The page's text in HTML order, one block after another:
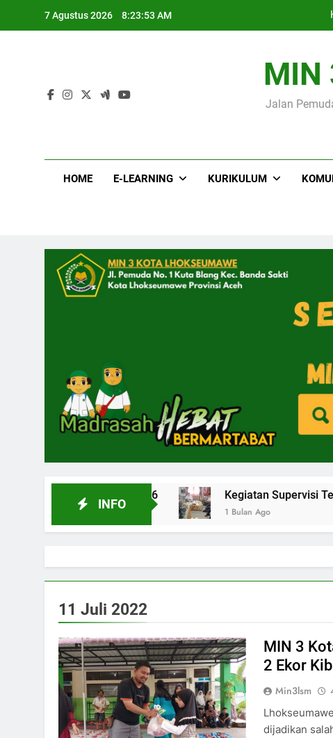
7 Agustus 2026 8:23:54 AM
MIN
Jalan
HOME E-LEARNING KURIKULUM
INFO
Aceh 2026 Kegiatan Supervisi Tenaga
1 Bulan Ago
11 Juli 2022
MIN 3
2 Ekor
Min3lsm
dijadikan